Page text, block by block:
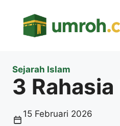
Sejarah Islam
3
15 Februari 2026